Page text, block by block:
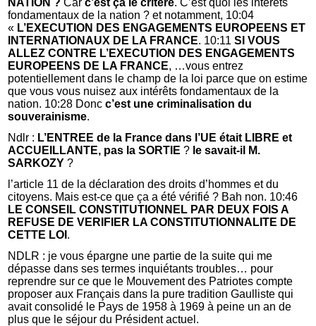
fondamentaux de la nation ? et notamment, 10:04
« L’EXECUTION DES ENGAGEMENTS EUROPEENS ET
INTERNATIONAUX DE LA FRANCE. 10:11SI VOUS
ALLEZ CONTRE L’EXECUTION DES ENGAGEMENTS
EUROPEENS DE LA FRANCE, …vous entrez
potentiellement dans le champ de la loi parce que on estime
que vous vous nuisez aux intérêts fondamentaux de la
nation. 10:28 Doncc’est une criminalisation du
souverainisme.
Ndlr : L’ENTREE de la France dans l’UE était LIBRE et
ACCUEILLANTE, pas la SORTIE ? le savait-il M.
SARKOZY ?
l’article 11 de la déclaration des droits d’hommes et du
citoyens. Mais est-ce que ça a été vérifié ? Bah non. 10:46
LE CONSEIL CONSTITUTIONNEL PAR DEUX FOIS A
REFUSE DE VERIFIER LA CONSTITUTIONNALITE DE
CETTE LOI .
NDLR : je vous épargne une partie de la suite qui me
dépasse dans ses termes inquiétants troubles… pour
reprendre sur ce que le Mouvement des Patriotes compte
proposer aux Français dans la pure tradition Gaulliste qui
avait consolidé le Pays de 1958 à 1969 à peine un an de
plus que le séjour du Président actuel.